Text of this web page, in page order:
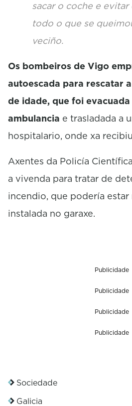
sacar o coche e
todo o que se
veciño.
Os bombeiros de Vigo
autoescada para rescatar
de idade, que foi evacuada
ambulancia e trasladada a
hospitalario, onde xa
Axentes da Policía
a vivenda para tratar de
incendio, que podería estar
instalada no garaxe.
Publicidade
Publicidade
Publicidade
Publicidade
Sociedade
Galicia